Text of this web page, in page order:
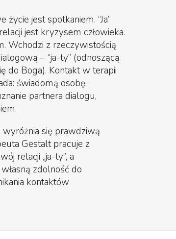
jest spotkaniem. “Ja”
jest kryzysem człowieka.
Wchodzi z rzeczywistością
– “ja-ty” (odnoszącą
do Boga). Kontakt w terapii
świadomą osobę,
partnera dialogu,
się prawdziwą
Gestalt pracuje z
relacji „ja-ty”, a
zdolność do
kontaktów